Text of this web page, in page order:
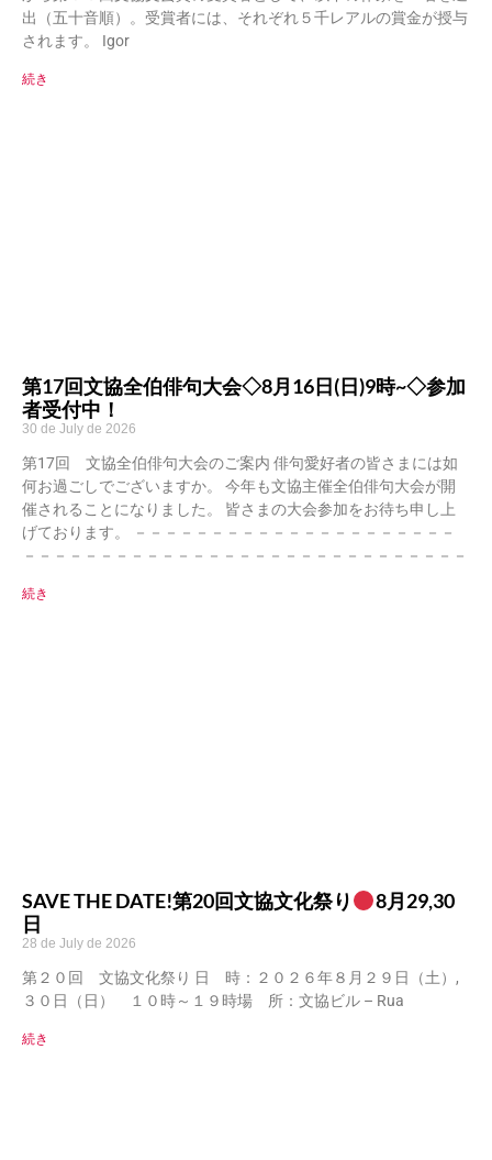
出（五十音順）。受賞者には、それぞれ５千レアルの賞金が授与
されます。 Igor
続き
第17回文協全伯俳句大会◇8月16日(日)9時~◇参加
者受付中！
30 de July de 2026
第17回 文協全伯俳句大会のご案内 俳句愛好者の皆さまには如
何お過ごしでございますか。 今年も文協主催全伯俳句大会が開
催されることになりました。 皆さまの大会参加をお待ち申し上
げております。 －－－－－－－－－－－－－－－－－－－－－
－－－－－－－－－－－－－－－－－－－－－－－－－－－－－
続き
SAVE THE DATE!第20回文協文化祭り
8月29,30
日
28 de July de 2026
第２０回 文協文化祭り 日 時：２０２６年８月２９日（土）,
３０日（日） １０時～１９時場 所：文協ビル – Rua
続き